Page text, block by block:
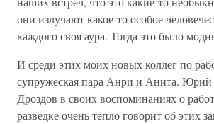
они излучают какое-то особое
каждого своя аура. Тогда это было
И среди этих моих новых коллег по
супружеская пара Анри и Анита.
Дроздов в своих воспоминаниях о
разведке очень тепло говорит об этих